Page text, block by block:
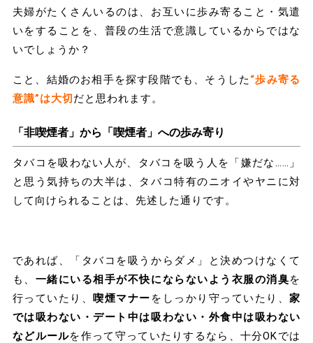
夫婦がたくさんいるのは、お互いに歩み寄ること・気遣
いをすることを、普段の生活で意識しているからではな
いでしょうか？
こと、結婚のお相手を探す段階でも、そうした “歩み寄る
意識”は大切だと思われます。
「非喫煙者」から「喫煙者」への歩み寄り
タバコを吸わない人が、タバコを吸う人を「嫌だな……」
と思う気持ちの大半は、タバコ特有のニオイやヤニに対
して向けられることは、先述した通りです。
であれば、「タバコを吸うからダメ」と決めつけなくて
も、 一緒にいる相手が不快にならないよう衣服の消臭を
行っていたり、喫煙マナー をしっかり守っていたり、家
では吸わない・デート中は吸わない・外食中は吸わない
などルールを作って守っていたりするなら、十分OKでは